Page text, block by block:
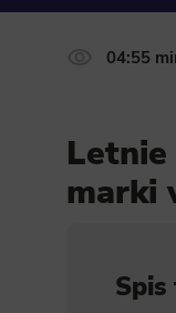
04:55
marki
Spis